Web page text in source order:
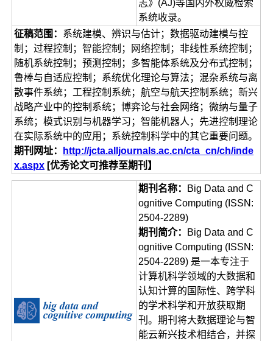
志》(AJ)等国内外权威检索
系统收录。
征稿范围： 系统建模、辨识与估计；数据驱动建模与控
制；过程控制；智能控制；网络控制；非线性系统控制；
随机系统控制；预测控制；多智能体系统及分布式控制；
鲁棒与自适应控制；系统优化理论与算法；混杂系统与离
散事件系统；工程控制系统；航空与航天控制系统；新兴
战略产业中的控制系统；博弈论与社会网络；微纳与量子
系统；模式识别与机器学习；智能机器人；先进控制理论
在实际系统中的应用；系统控制科学中的其它重要问题。
期刊网址：
http://jcta.alljournals.ac.cn/cta_cn/ch/inde
x.aspx [优秀论文可推荐至期刊】
期刊名称：
Big Data and C
ognitive Computing (ISSN:
2504-2289)
期刊简介：
Big Data and C
ognitive Computing (ISSN:
2504-2289) 是一本专注于
计算机科学领域的大数据和
认知计算的国际性、跨学科
的学术科学和开放获取期
刊。期刊将大数据理论与智
能云新兴技术相结合，并探